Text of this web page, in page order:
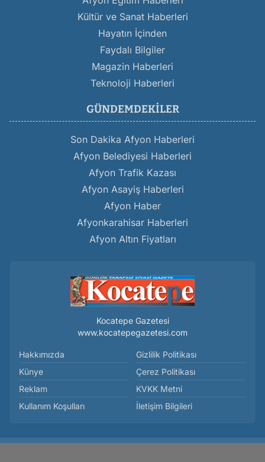
Kültür ve Sanat Haberleri
Hayatın İçinden
Faydalı Bilgiler
Magazin Haberleri
Teknoloji Haberleri
GÜNDEMDEKILER
Son Dakika Afyon Haberleri
Afyon Belediyesi Haberleri
Afyon Trafik Kazası
Afyon Asayiş Haberleri
Afyon Haber
Afyonkarahisar Haberleri
Afyon Altın Fiyatları
Kocatepe Gazetesi
www.kocatepegazetesi.com
Hakkımızda
Künye
Reklam
Kullanım Koşulları
Gizlilik Politikası
Çerez Politikası
KVKK Metni
İletişim Bilgileri